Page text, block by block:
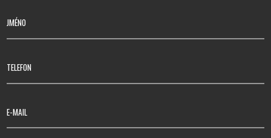
JMÉNO
TELEFON
E-MAIL